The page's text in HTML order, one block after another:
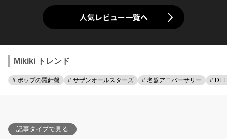
人気レビュー一覧へ
Mikiki トレンド
# ポップの羅針盤 # サザンオールスターズ # 名盤アニバーサリー #
記事タイプで見る